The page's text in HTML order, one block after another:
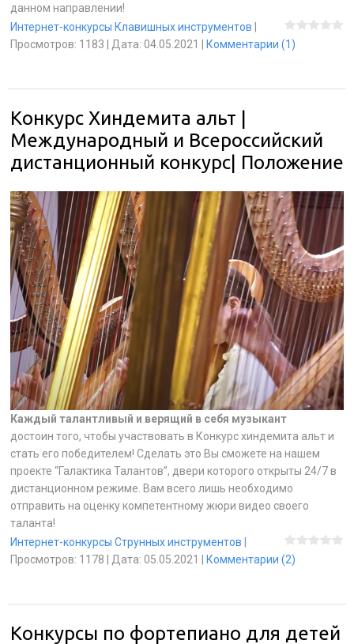
данном направлении!
Интернет-конкурсы Клавишных инструментов
Просмотров: 1183 Дата: 04.05.2021 Комментарии (1)
Конкурс Хиндемита альт |
Международный и Всероссийский
дистанционный конкурс| Положение
Каждый талантливый и верящий в себя музыкант
достоин того, чтобы участвовать в Конкурс хиндемита альт и
стать его победителем! Сделать это Вы сможете на нашем
проекте “Галактика Талантов”, двери которого открыты 24/7 в
дистанционном режиме. Вам всего лишь необходимо
отправить на оценку компетентному жюри видео своего
таланта!
Интернет-конкурсы Струнных инструментов |
Просмотров: 1178 | Дата: 05.05.2021 | Комментарии (2)
Конкурсы по фортепиано для детей